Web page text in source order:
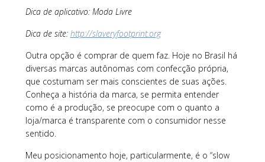
Dica de aplicativo: Moda Livre
Dica de site: http://slaveryfootprint.org
Outra opção é comprar de quem faz. Hoje no Brasil há
diversas marcas autônomas com confecção própria,
que costumam ser mais conscientes de suas ações.
Conheça a história da marca, se permita entender
como é a produção, se preocupe com o quanto a
loja/marca é transparente com o consumidor nesse
sentido.
Meu posicionamento hoje, particularmente, é o “slow